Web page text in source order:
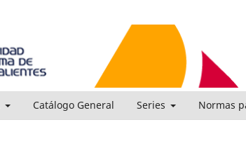
Catálogo General Series Normas